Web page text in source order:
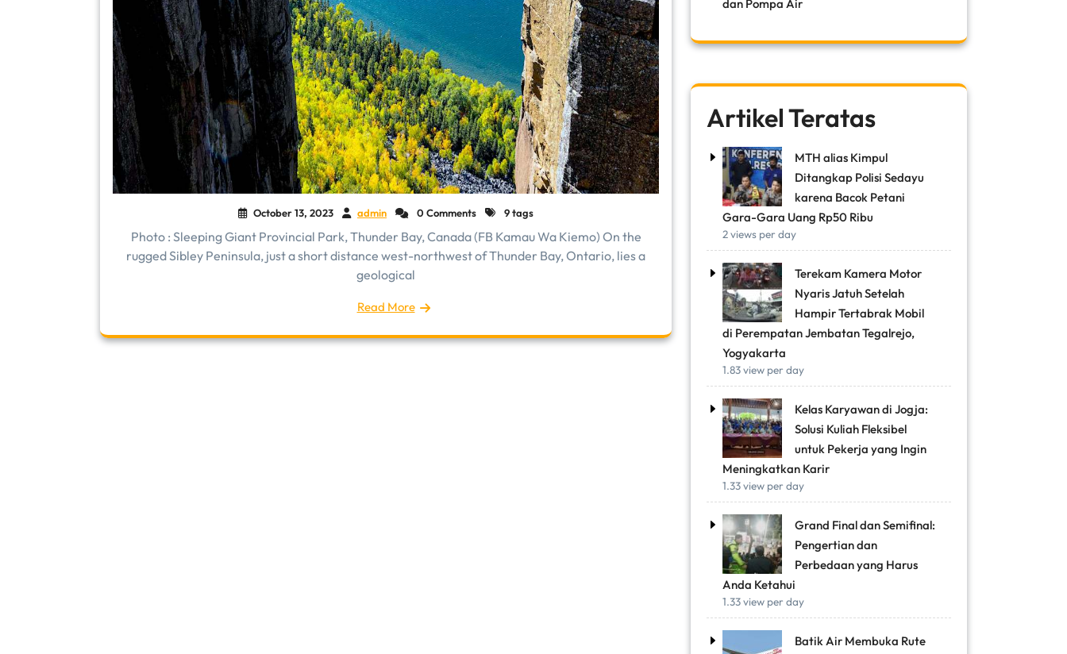
October 13, 2023 admin 0 Comments 9 tags
Photo : Sleeping Giant Provincial Park, Thunder Bay, Canada (FB Kamau Wa Kiemo) On the
rugged Sibley Peninsula, just a short distance west-northwest of Thunder Bay, Ontario, lies a
geological
Read More
dan Pompa Air
Artikel Teratas
MTH alias Kimpul
Ditangkap Polisi Sedayu
karena Bacok Petani
Gara-Gara Uang Rp50 Ribu
2 views per day
Terekam Kamera Motor
Nyaris Jatuh Setelah
Hampir Tertabrak Mobil
di Perempatan Jembatan Tegalrejo,
Yogyakarta
1.83 view per day
Kelas Karyawan di Jogja:
Solusi Kuliah Fleksibel
untuk Pekerja yang Ingin
Meningkatkan Karir
1.33 view per day
Grand Final dan Semifinal:
Pengertian dan
Perbedaan yang Harus
Anda Ketahui
1.33 view per day
Batik Air Membuka Rute